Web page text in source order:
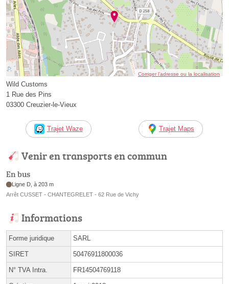
Corriger l’adresse ou la localisation
Wild Customs
1 Rue des Pins
03300 Creuzier-le-Vieux
Trajet Waze Trajet Maps
Venir en transports en commun
En bus
Ligne D, à 203 m
Arrêt CUSSET - CHANTEGRELET - 62 Rue de Vichy
Informations
Forme juridique SARL
SIRET 50476911800036
N° TVA Intra. FR14504769118